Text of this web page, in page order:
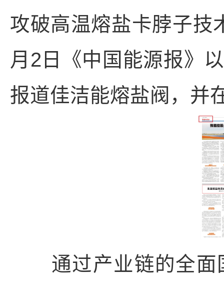
攻破高温熔盐卡脖子技
月2日《中国能源报》
报道佳洁能熔盐阀，并
通过产业链的全面